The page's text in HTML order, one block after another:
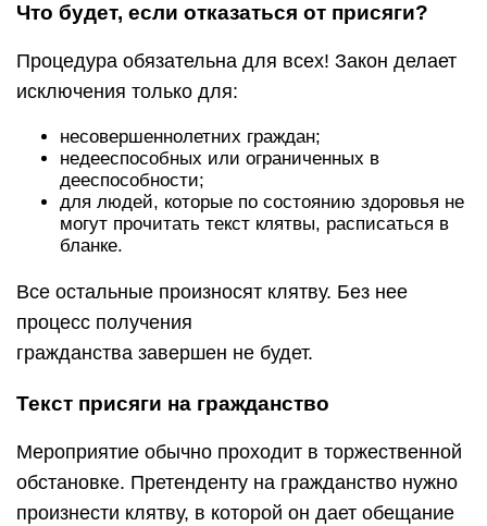
Что будет, если отказаться от присяги?
Процедура обязательна для всех! Закон делает
исключения только для:
несовершеннолетних граждан;
недееспособных или ограниченных в
дееспособности;
для людей, которые по состоянию здоровья не
могут прочитать текст клятвы, расписаться в
бланке.
Все остальные произносят клятву. Без нее
процесс получения
гражданства завершен не будет.
Текст присяги на гражданство
Мероприятие обычно проходит в торжественной
обстановке. Претенденту на гражданство нужно
произнести клятву, в которой он дает обещание